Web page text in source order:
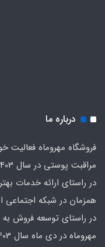
درباره ما
فروشگاه مهروماه فعالیت
مراقبت پوستی در سال 1403 آغاز کرد.
در راستای ارائه خدمات
همزمان در شبکه اجتماعی
در راستای توسعه فروش
مهروماه در دی ماه سال 1403 راه اندازی شد.